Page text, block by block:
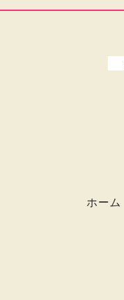
ホーム